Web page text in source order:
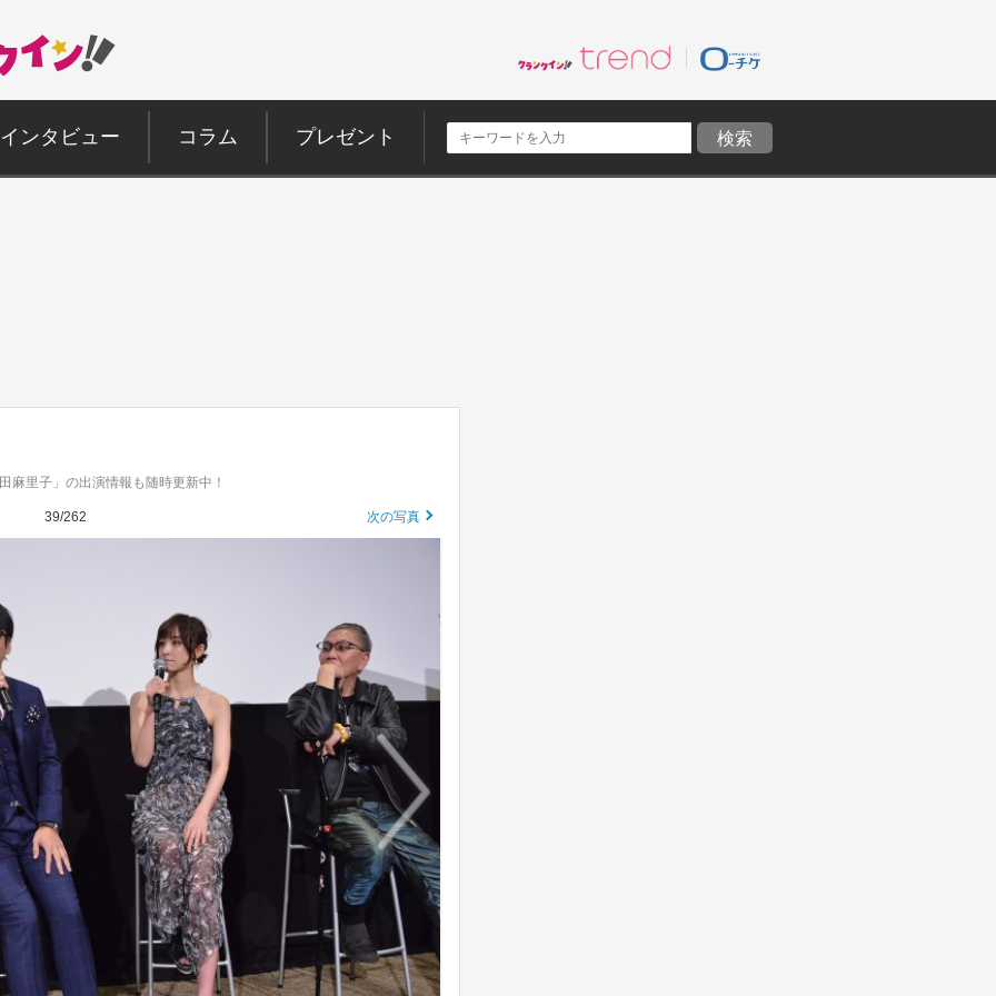
インタビュー コラム プレゼント
麻里子」の出演情報も随時更新中！
39/262 次の写真